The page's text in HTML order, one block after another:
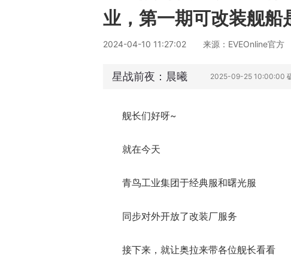
业，第一期可改装舰船
2024-04-10 11:27:02 来源：EVEOnline官方
星战前夜：晨曦 2025-09-25 10:00:00
舰长们好呀~
就在今天
青鸟工业集团于经典服和曙光服
同步对外开放了改装厂服务
接下来，就让奥拉来带各位舰长看看